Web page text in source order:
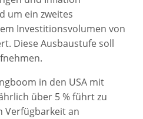
um ein zweites
Investitionsvolumen von
Diese Ausbaustufe soll
in den USA mit
über 5 % führt zu
Verfügbarkeit an